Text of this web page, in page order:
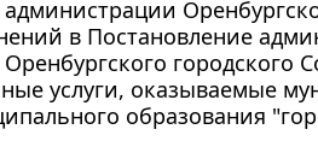
в Постановление
городского
услуги, оказываемые
образования